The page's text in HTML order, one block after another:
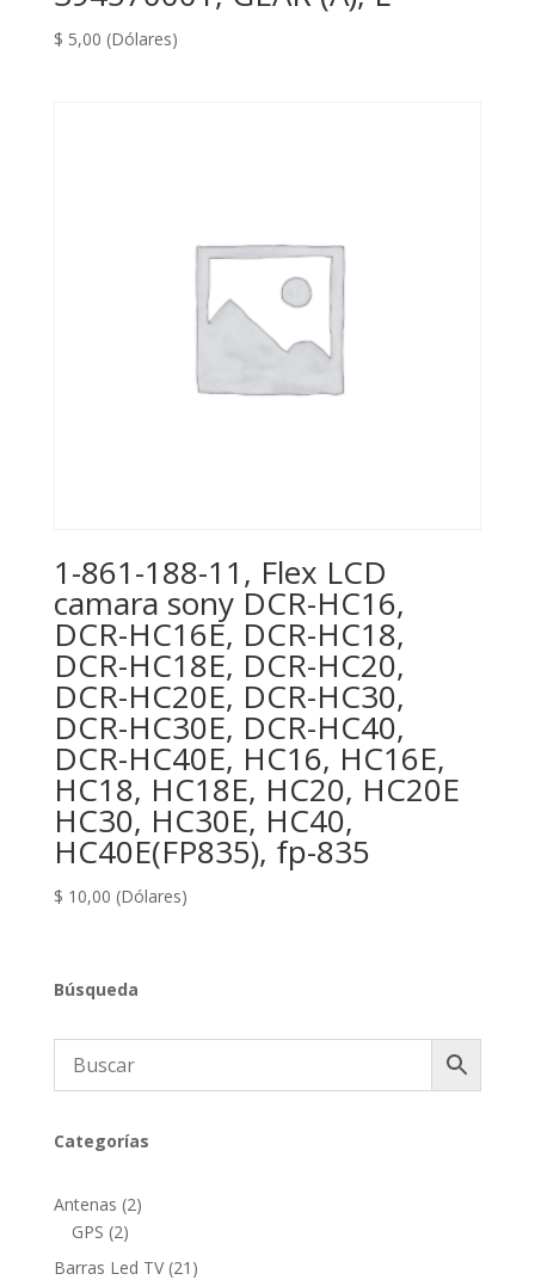
$ 5,00 (Dólares)
1-861-188-11, Flex LCD
camara sony DCR-HC16,
DCR-HC16E, DCR-HC18,
DCR-HC18E, DCR-HC20,
DCR-HC20E, DCR-HC30,
DCR-HC30E, DCR-HC40,
DCR-HC40E, HC16, HC16E,
HC18, HC18E, HC20, HC20E
HC30, HC30E, HC40,
HC40E(FP835), fp-835
$ 10,00 (Dólares)
Búsqueda
Categorías
Antenas 22
GPS 22
productos
Barras Led TV 21 21